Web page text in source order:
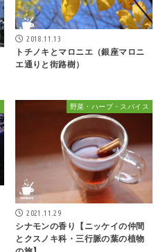
2018.11.13
トチノキとマロニエ（銀座マロニ
エ通りと街路樹）
野菜・ハーブ・スパイス
2021.11.29
シナモンの香り【ニッケイの仲間
とクスノキ科・三行脈の葉の植物